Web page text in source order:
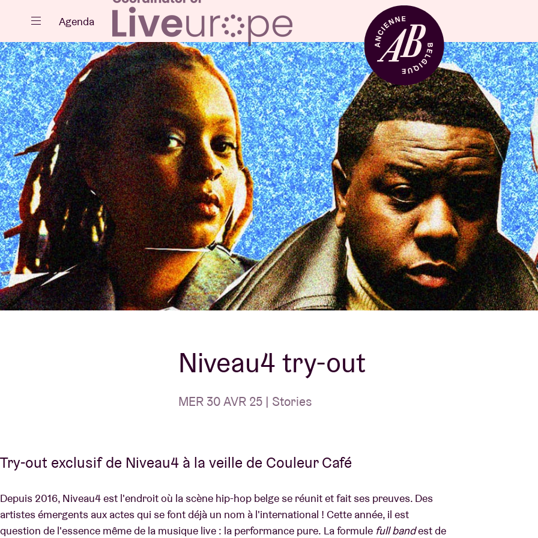
Fermer
Agenda
Projets
Actualités
AB ❤ you
Location de
BRDCST
ABtv
Chèque-
À propos de
Agenda
Niveau4 try-out
MER 30 AVR 25 | Stories
Try-out exclusif de Niveau4 à la veille de Couleur Café
Depuis 2016, Niveau4 est l'endroit où la scène hip-hop belge se réunit et fait ses preuves. Des
artistes émergents aux actes qui se font déjà un nom à l'international ! Cette année, il est
question de l'essence même de la musique live : la performance pure. La formule full bandest de